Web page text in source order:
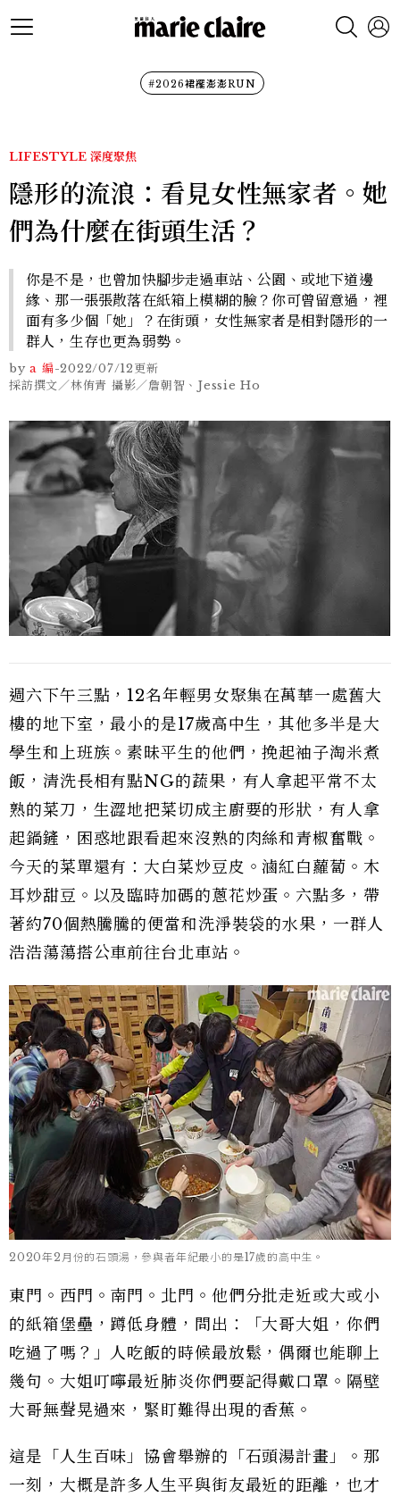
#2026裙襬澎澎RUN
LIFESTYLE 深度聚焦
隱形的流浪：看見女性無家者。她
們為什麼在街頭生活？
你是不是，也曾加快腳步走過車站、公園、或地下道邊
緣、那一張張散落在紙箱上模糊的臉？你可曾留意過，裡
面有多少個「她」？在街頭，女性無家者是相對隱形的一
群人，生存也更為弱勢。
by a 編-2022/07/12更新
採訪撰文／林侑青 攝影／詹朝智、Jessie Ho
週六下午三點，12名年輕男女聚集在萬華一處舊大
樓的地下室，最小的是17歲高中生，其他多半是大
學生和上班族。素昧平生的他們，挽起袖子淘米煮
飯，清洗長相有點NG的蔬果，有人拿起平常不太
熟的菜刀，生澀地把菜切成主廚要的形狀，有人拿
起鍋鏟，困惑地跟看起來沒熟的肉絲和青椒奮戰。
今天的菜單還有：大白菜炒豆皮。滷紅白蘿蔔。木
耳炒甜豆。以及臨時加碼的蔥花炒蛋。六點多，帶
著約70個熱騰騰的便當和洗淨裝袋的水果，一群人
浩浩蕩蕩搭公車前往台北車站。
2020年2月份的石頭湯，參與者年紀最小的是17歲的高中生。
東門。西門。南門。北門。他們分批走近或大或小
的紙箱堡壘，蹲低身體，問出：「大哥大姐，你們
吃過了嗎？」人吃飯的時候最放鬆，偶爾也能聊上
幾句。大姐叮嚀最近肺炎你們要記得戴口罩。隔壁
大哥無聲晃過來，緊盯難得出現的香蕉。
這是「人生百味」協會舉辦的「石頭湯計畫」。那
一刻，大概是許多人生平與街友最近的距離，也才